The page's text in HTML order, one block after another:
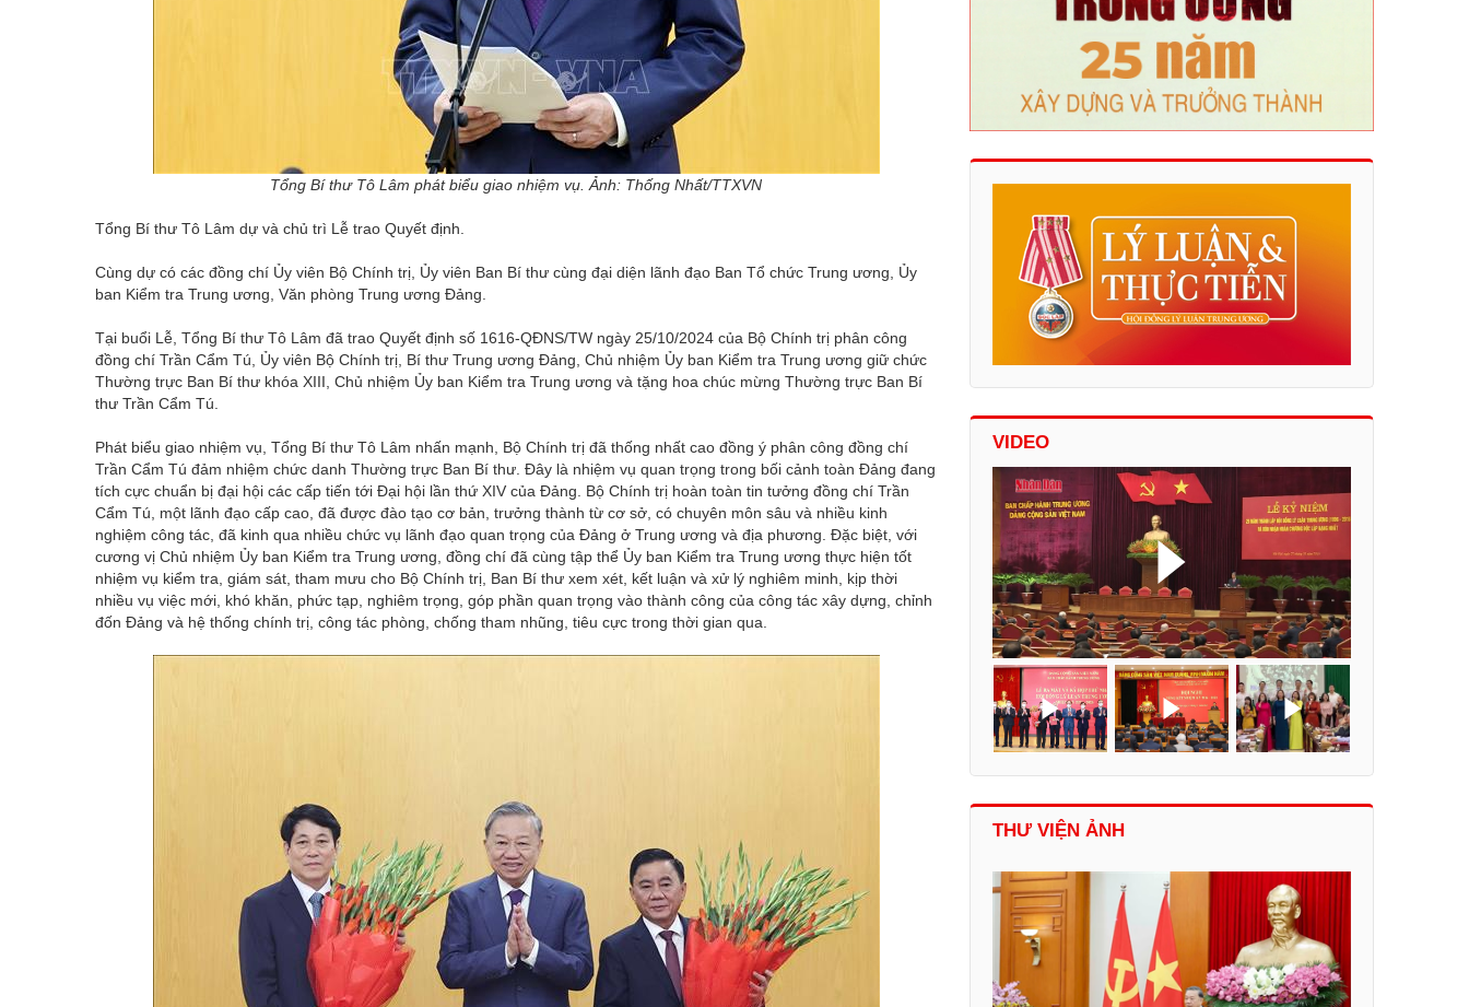
Tổng Bí thư Tô Lâm phát biểu giao nhiệm vụ. Ảnh: Thống Nhất/TTXVN
Tổng Bí thư Tô Lâm dự và chủ trì Lễ trao Quyết định.
Cùng dự có các đồng chí Ủy viên Bộ Chính trị, Ủy viên Ban Bí thư cùng đại diện lãnh đạo Ban Tổ chức Trung ương, Ủy
ban Kiểm tra Trung ương, Văn phòng Trung ương Đảng.
Tại buổi Lễ, Tổng Bí thư Tô Lâm đã trao Quyết định số 1616-QĐNS/TW ngày 25/10/2024 của Bộ Chính trị phân công
đồng chí Trần Cẩm Tú, Ủy viên Bộ Chính trị, Bí thư Trung ương Đảng, Chủ nhiệm Ủy ban Kiểm tra Trung ương giữ chức
Thường trực Ban Bí thư khóa XIII, Chủ nhiệm Ủy ban Kiểm tra Trung ương và tặng hoa chúc mừng Thường trực Ban Bí
thư Trần Cẩm Tú.
Phát biểu giao nhiệm vụ, Tổng Bí thư Tô Lâm nhấn mạnh, Bộ Chính trị đã thống nhất cao đồng ý phân công đồng chí
Trần Cẩm Tú đảm nhiệm chức danh Thường trực Ban Bí thư. Đây là nhiệm vụ quan trọng trong bối cảnh toàn Đảng đang
tích cực chuẩn bị đại hội các cấp tiến tới Đại hội lần thứ XIV của Đảng. Bộ Chính trị hoàn toàn tin tưởng đồng chí Trần
Cẩm Tú, một lãnh đạo cấp cao, đã được đào tạo cơ bản, trưởng thành từ cơ sở, có chuyên môn sâu và nhiều kinh
nghiệm công tác, đã kinh qua nhiều chức vụ lãnh đạo quan trọng của Đảng ở Trung ương và địa phương. Đặc biệt, với
cương vị Chủ nhiệm Ủy ban Kiểm tra Trung ương, đồng chí đã cùng tập thể Ủy ban Kiểm tra Trung ương thực hiện tốt
nhiệm vụ kiểm tra, giám sát, tham mưu cho Bộ Chính trị, Ban Bí thư xem xét, kết luận và xử lý nghiêm minh, kịp thời
nhiều vụ việc mới, khó khăn, phức tạp, nghiêm trọng, góp phần quan trọng vào thành công của công tác xây dựng, chỉnh
đốn Đảng và hệ thống chính trị, công tác phòng, chống tham nhũng, tiêu cực trong thời gian qua.
VIDEO
THƯ VIỆN ẢNH